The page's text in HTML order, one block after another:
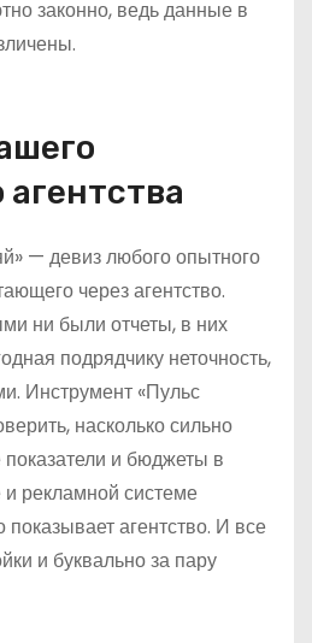
законно, ведь данные в
— девиз любого опытного
через агентство.
ни были отчеты, в них
подрядчику неточность,
Инструмент «Пульс
насколько сильно
и бюджеты в
рекламной системе
показывает агентство. И все
и буквально за пару